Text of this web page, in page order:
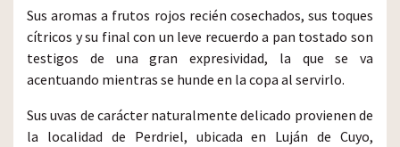
Sus aromas a frutos rojos recién cosechados, sus toques
cítricos y su final con un leve recuerdo a pan tostado son
testigos de una gran expresividad, la que se va
acentuando mientras se hunde en la copa al servirlo.
Sus uvas de carácter naturalmente delicado provienen de
la localidad de Perdriel, ubicada en Luján de Cuyo,